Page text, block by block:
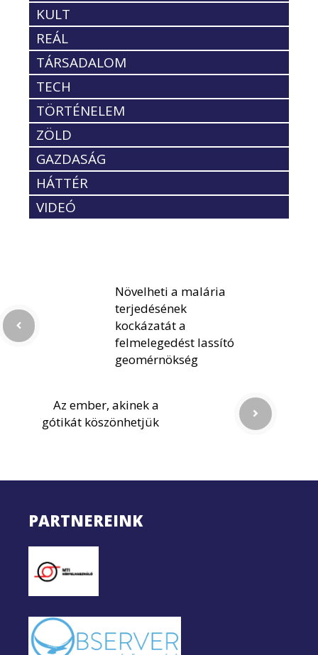
KULT
REÁL
TÁRSADALOM
TECH
TÖRTÉNELEM
ZÖLD
GAZDASÁG
HÁTTÉR
VIDEÓ
Növelheti a malária
terjedésének
kockázatát a
felmelegedést lassító
geomérnökség
Az ember, akinek a
gótikát köszönhetjük
PARTNEREINK